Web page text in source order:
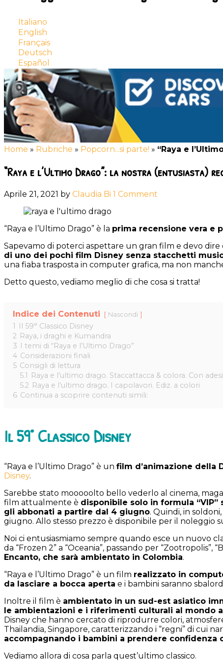
Italiano
English
Français
Deutsch
Español
Home » Rubriche » Popcorn...si parte! » “Raya e
“Raya e l’Ultimo Drago”: la nostra (entusiasta)
Aprile 21, 2021 by Claudia Bi 1 Comment
“Raya e l’Ultimo Drago” è la prima recensione vera e
Sapevamo di poterci aspettare un gran film e devo
di uno dei pochi film Disney senza stacchetti
una fiaba trasposta in computer grafica, ma non
Detto questo, vediamo meglio di che cosa si tratta!
Indice dei Contenuti Nascondi
1 Il 59° Classico Disney
2 Raya, i draghi e Kumandra
3 I temi di “Raya e l’Ultimo Drago”
4 Considerazioni finali
5 Consigli di lettura
5.1 Raya e l’ultimo drago. Staccattacca & colora. Con
5.2 Raya e l’ultimo drago. I capolavori. Ediz. a colori
6 Continua a scoprire contenuti simili:
Il 59° Classico Disney
“Raya e l’Ultimo Drago” è un film d’animazione della
Disney.
Sarebbe stato mooooolto bello vederlo al cinema,
film attualmente è disponibile solo in formula
gli abbonati a partire dal 4 giugno. Quindi, in
giugno. Allo stesso prezzo è disponibile per il noleggio
Noi ci entusiasmiamo sempre quando esce un nuovo
da “Frozen 2” a “Oceania”, passando per
Encanto, che sarà ambientato in Colombia.
“Raya e l’Ultimo Drago” è un film realizzato in
da lasciare a bocca aperta e i bambini saranno
Inoltre il film è ambientato in un sud-est asiatico
le ambientazioni e i riferimenti culturali al mondo
Disney che hanno cercato di riprodurre colori,
Thailandia, Singapore, caratterizzando i “regni” di cui
accompagnando i bambini a prendere confidenza
Vediamo allora di cosa parla quest’ultimo classico.